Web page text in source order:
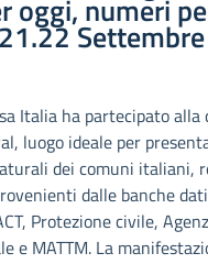
oggi, numeri
Italia ha partecipato alla
luogo ideale per
dei comuni italiani,
dalle banche dati
Protezione civile,
e MATTM. La